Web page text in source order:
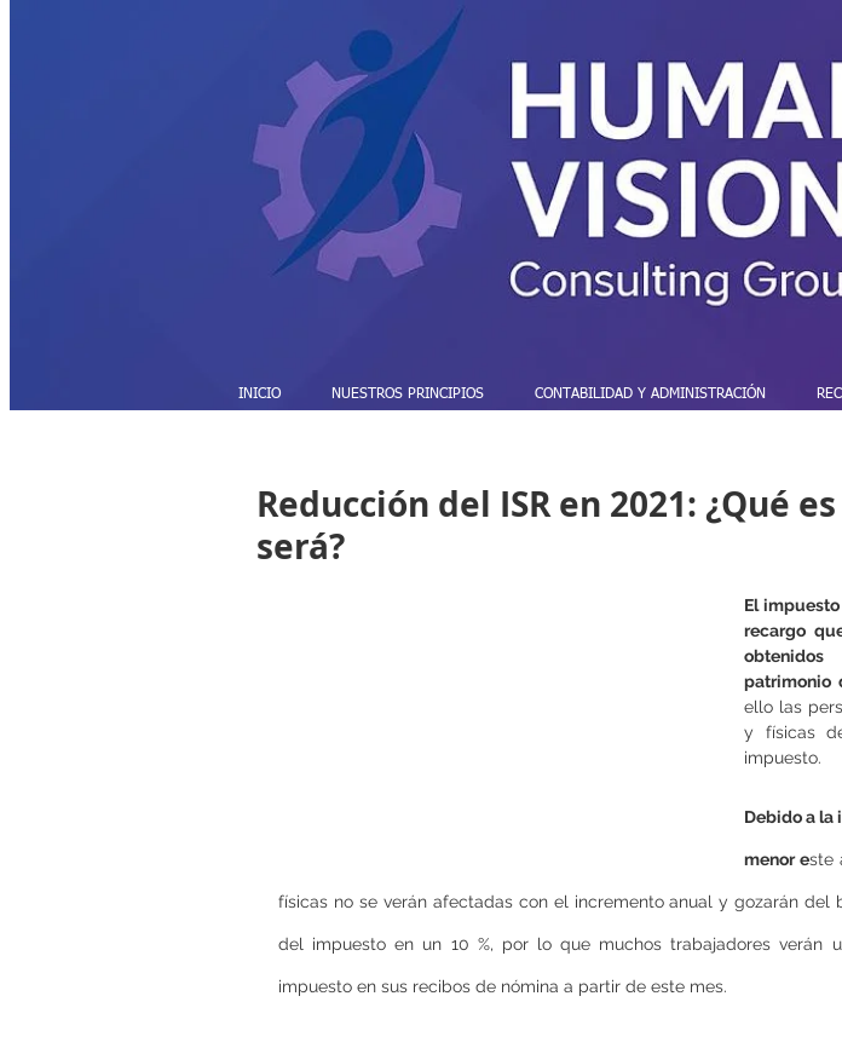
INICIO NUESTROS PRINCIPIOS CONTABILIDAD Y ADMINISTRACIÓN
Reducción del ISR en 2021: ¿Qué
será?
El
recargo
patrimonio
ello las
y físicas
impuesto.
Debido a la
menor este
físicas no se verán afectadas con el incremento anual y gozarán del
del impuesto en un 10 %, por lo que muchos trabajadores verán
impuesto en sus recibos de nómina a partir de este mes.